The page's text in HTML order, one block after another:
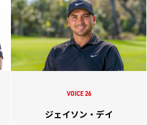
VOICE 26
ジェイソン・デイ